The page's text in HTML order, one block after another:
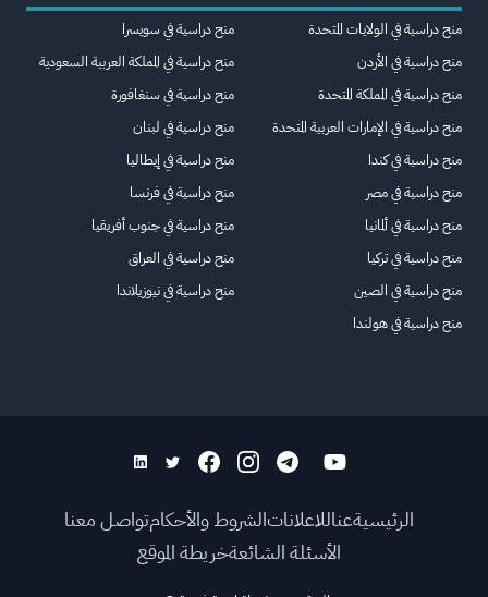
منح دراسية في الولايات المتحدة
منح دراسية في الأردن
منح دراسية في المملكة المتحدة
منح دراسية في الإمارات العربية المتحدة
منح دراسية في كندا
منح دراسية في مصر
منح دراسية في ألمانيا
منح دراسية في تركيا
منح دراسية في الصين
منح دراسية في هولندا
منح دراسية في سويسرا
منح دراسية في المملكة العربية السعودية
منح دراسية في سنغافورة
منح دراسية في لبنان
منح دراسية في إيطاليا
منح دراسية في فرنسا
منح دراسية في جنوب أفريقيا
منح دراسية في العراق
منح دراسية في نيوزيلاندا
الرئيسيةعناللاعلاناتالشروط والأحكامتواصل معنا
الأسئلة الشائعةخريطة الموقع